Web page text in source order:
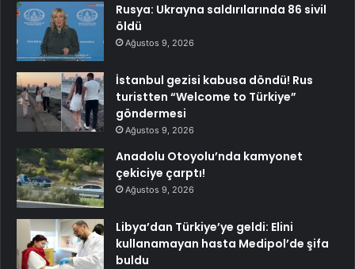
Rusya: Ukrayna saldırılarında 86 sivil
öldü
Ağustos 9, 2026
İstanbul gezisi kabusa döndü! Rus
turistten “Welcome to Türkiye”
göndermesi
Ağustos 9, 2026
Anadolu Otoyolu’nda kamyonet
çekiciye çarptı!
Ağustos 9, 2026
Libya’dan Türkiye’ye geldi: Elini
kullanamayan hasta Medipol’de şifa
buldu